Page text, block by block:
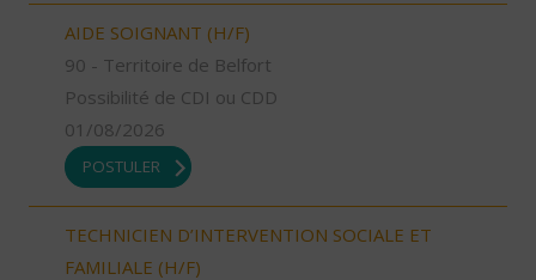
AIDE SOIGNANT (H/F)
90 - Territoire de Belfort
Possibilité de CDI ou CDD
01/08/2026
POSTULER
TECHNICIEN D’INTERVENTION SOCIALE ET
FAMILIALE (H/F)